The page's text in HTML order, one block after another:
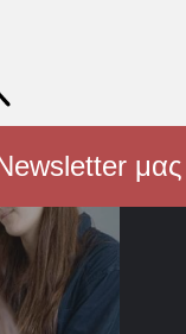
μας